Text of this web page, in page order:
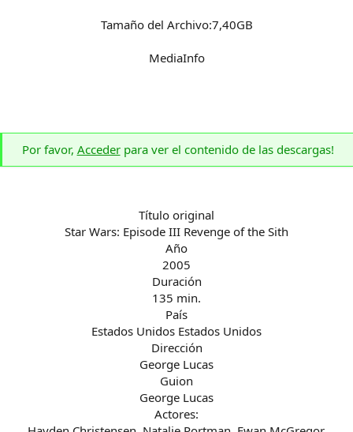
Tamaño del Archivo:7,40GB
MediaInfo
Por favor, Accederpara ver el contenido de las descargas!
Título original
Star Wars: Episode III Revenge of the Sith
Año
2005
Duración
135 min.
País
Estados Unidos Estados Unidos
Dirección
George Lucas
Guion
George Lucas
Actores: